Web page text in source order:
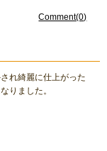
Comment(0)
れ綺麗に仕上がった
りました。